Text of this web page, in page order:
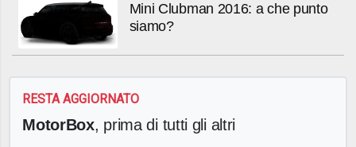
Mini Clubman 2016: a che punto
siamo?
RESTA AGGIORNATO
MotorBox, prima di tutti gli altri